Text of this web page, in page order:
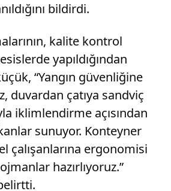
bildirdi.
kalite kontrol
yapıldığından
“Yangın güvenliğine
duvardan çatıya sandviç
iklimlendirme açısından
sunuyor. Konteyner
çalışanlarına ergonomisi
hazırlıyoruz.”